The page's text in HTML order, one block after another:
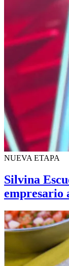
NUEVA ETAPA
Silvina
empresario